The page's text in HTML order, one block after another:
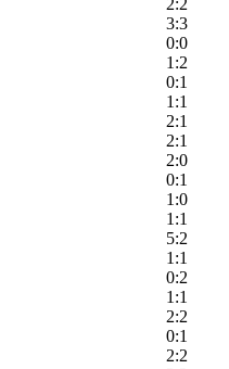
2:2
3:3
0:0
1:2
0:1
1:1
2:1
2:1
2:0
0:1
1:0
1:1
5:2
1:1
0:2
1:1
2:2
0:1
2:2